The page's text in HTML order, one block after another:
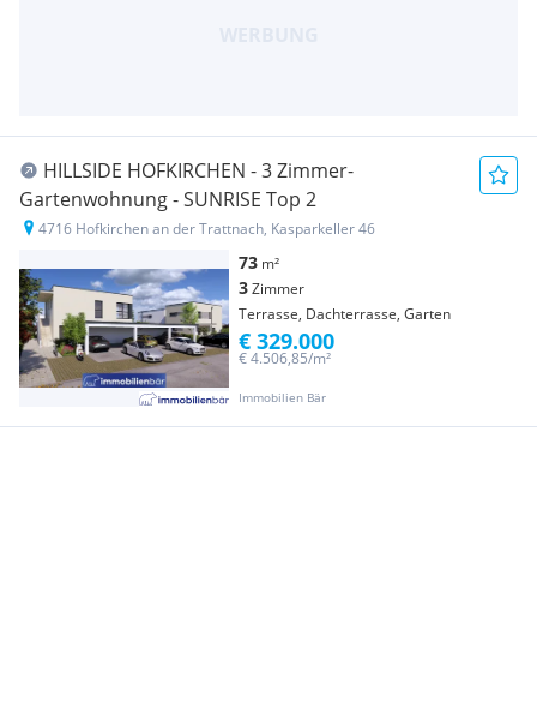
HILLSIDE HOFKIRCHEN - 3 Zimmer-
Gartenwohnung - SUNRISE Top 2
4716 Hofkirchen an der Trattnach, Kasparkeller 46
73 m²
3Zimmer
Terrasse, Dachterrasse, Garten
Immobilien Bär
€ 4.506,85/m²
€ 329.000